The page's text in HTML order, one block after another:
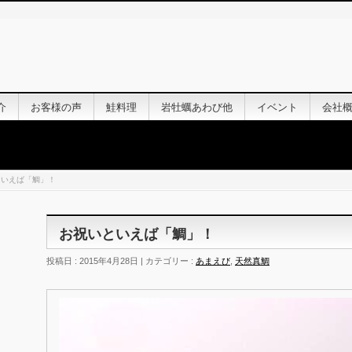
お客様の声 鮭料理 岩牡蠣あわび他 イベント 会社
えば「鯛」！
お祝いといえば「鯛」！
投稿日 : 2015年4月28日 | カテゴリー : あまえび 天然真鯛